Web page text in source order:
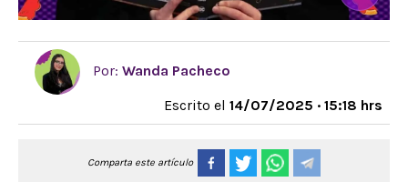
Por: Wanda Pacheco
Escrito el 14/07/2025 · 15:18 hrs
Comparta este artículo